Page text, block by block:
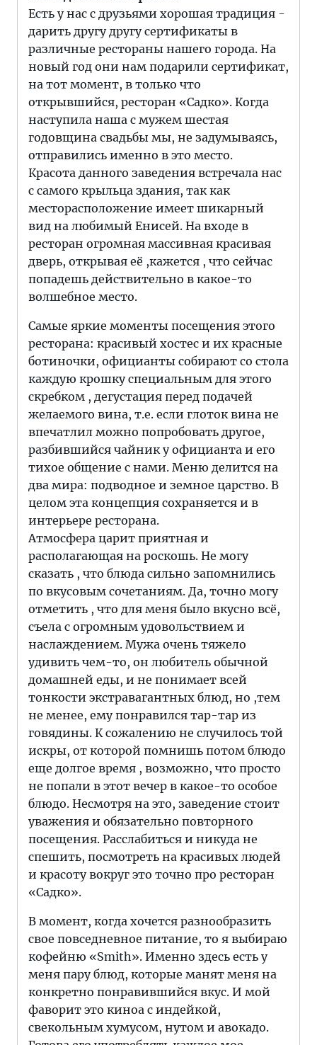
Есть у нас с друзьями хорошая традиция -
дарить другу другу сертификаты в
различные рестораны нашего города. На
новый год они нам подарили сертификат,
на тот момент, в только что
открывшийся, ресторан «Садко». Когда
наступила наша с мужем шестая
годовщина свадьбы мы, не задумываясь,
отправились именно в это место.
Красота данного заведения встречала нас
с самого крыльца здания, так как
месторасположение имеет шикарный
вид на любимый Енисей. На входе в
ресторан огромная массивная красивая
дверь, открывая её ,кажется , что сейчас
попадешь действительно в какое-то
волшебное место.
Самые яркие моменты посещения этого
ресторана: красивый хостес и их красные
ботиночки, официанты собирают со стола
каждую крошку специальным для этого
скребком , дегустация перед подачей
желаемого вина, т.е. если глоток вина не
впечатлил можно попробовать другое,
разбившийся чайник у официанта и его
тихое общение с нами. Меню делится на
два мира: подводное и земное царство. В
целом эта концепция сохраняется и в
интерьере ресторана.
Атмосфера царит приятная и
располагающая на роскошь. Не могу
сказать , что блюда сильно запомнились
по вкусовым сочетаниям. Да, точно могу
отметить , что для меня было вкусно всё,
съела с огромным удовольствием и
наслаждением. Мужа очень тяжело
удивить чем-то, он любитель обычной
домашней еды, и не понимает всей
тонкости экстравагантных блюд, но ,тем
не менее, ему понравился тар-тар из
говядины. К сожалению не случилось той
искры, от которой помнишь потом блюдо
еще долгое время , возможно, что просто
не попали в этот вечер в какое-то особое
блюдо. Несмотря на это, заведение стоит
уважения и обязательно повторного
посещения. Расслабиться и никуда не
спешить, посмотреть на красивых людей
и красоту вокруг это точно про ресторан
«Садко».
В момент, когда хочется разнообразить
свое повседневное питание, то я выбираю
кофейню «Smith». Именно здесь есть у
меня пару блюд, которые манят меня на
конкретно понравившийся вкус. И мой
фаворит это киноа с индейкой,
свекольным хумусом, нутом и авокадо.